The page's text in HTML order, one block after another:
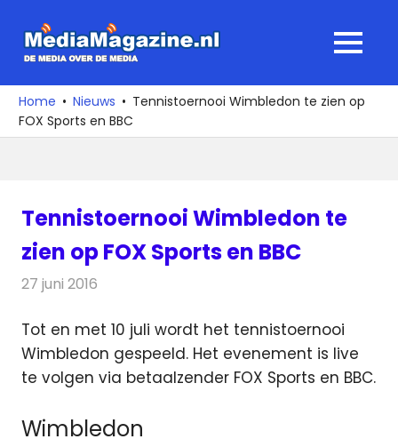
naar
media
over
de
MENU
Home Nieuws
Tennistoernooi Wimbledon te zien op
FOX Sports en BBC
Tennistoernooi Wimbledon te
zien op FOX Sports en BBC
27 juni 2016
Tot en met 10 juli wordt het tennistoernooi
Wimbledon gespeeld. Het evenement is live
te volgen via betaalzender FOX Sports en BBC.
Wimbledon